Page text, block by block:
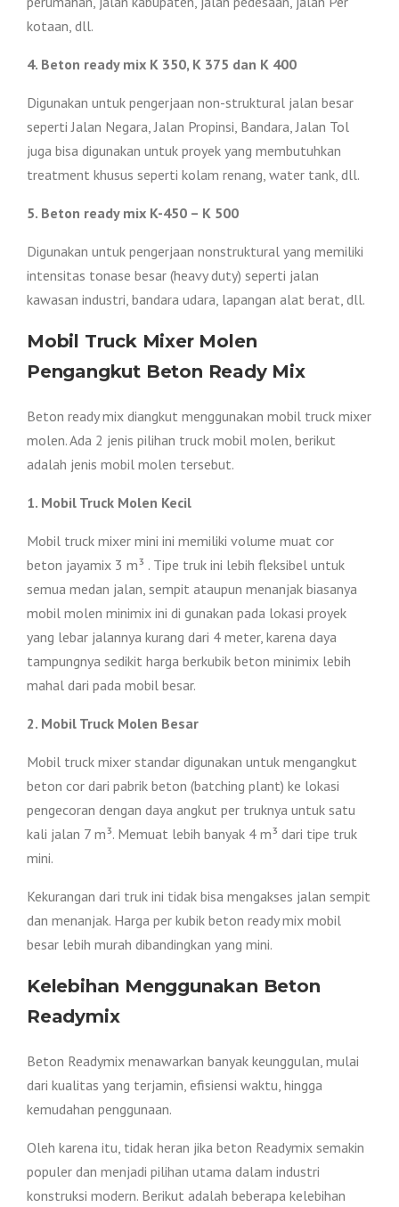
kotaan, dll.
4. Beton ready mix K 350, K 375 dan K 400
Digunakan untuk pengerjaan non-struktural jalan besar
seperti Jalan Negara, Jalan Propinsi, Bandara, Jalan Tol
juga bisa digunakan untuk proyek yang membutuhkan
treatment khusus seperti kolam renang, water tank, dll.
5. Beton ready mix K-450 – K 500
Digunakan untuk pengerjaan nonstruktural yang memiliki
intensitas tonase besar (heavy duty) seperti jalan
kawasan industri, bandara udara, lapangan alat berat, dll.
Mobil Truck Mixer Molen
Pengangkut Beton Ready Mix
Beton ready mix diangkut menggunakan mobil truck mixer
molen. Ada 2 jenis pilihan truck mobil molen, berikut
adalah jenis mobil molen tersebut.
1. Mobil Truck Molen Kecil
Mobil truck mixer mini ini memiliki volume muat cor
beton jayamix 3 m³ . Tipe truk ini lebih fleksibel untuk
semua medan jalan, sempit ataupun menanjak biasanya
mobil molen minimix ini di gunakan pada lokasi proyek
yang lebar jalannya kurang dari 4 meter, karena daya
tampungnya sedikit harga berkubik beton minimix lebih
mahal dari pada mobil besar.
2. Mobil Truck Molen Besar
Mobil truck mixer standar digunakan untuk mengangkut
beton cor dari pabrik beton (batching plant) ke lokasi
pengecoran dengan daya angkut per truknya untuk satu
kali jalan 7 m³. Memuat lebih banyak 4 m³ dari tipe truk
mini.
Kekurangan dari truk ini tidak bisa mengakses jalan sempit
dan menanjak. Harga per kubik beton ready mix mobil
besar lebih murah dibandingkan yang mini.
Kelebihan Menggunakan Beton
Readymix
Beton Readymix menawarkan banyak keunggulan, mulai
dari kualitas yang terjamin, efisiensi waktu, hingga
kemudahan penggunaan.
Oleh karena itu, tidak heran jika beton Readymix semakin
populer dan menjadi pilihan utama dalam industri
konstruksi modern. Berikut adalah beberapa kelebihan